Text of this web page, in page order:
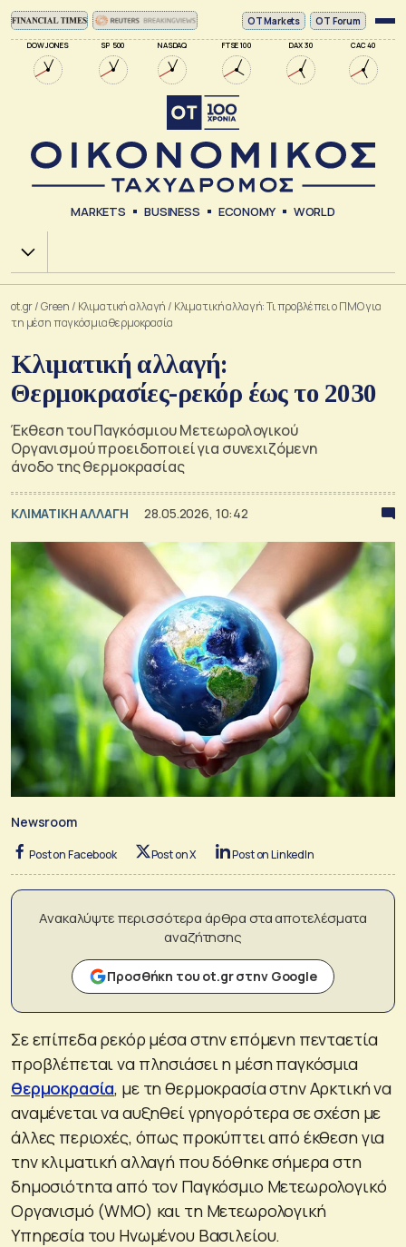
DOW JONES SP 500 NASDAQ FTSE 100 DAX 30 CAC 40
ΟΤ Markets OT Forum
MARKETS BUSINESS ECONOMY WORLD
Χ.Α.
ot.gr/Green / Κλιματική αλλαγή / Κλιματική αλλαγή: Τι προβλέπει ο ΠΜΟ για
τη μέση παγκόσμια θερμοκρασία
Κλιματική αλλαγή:
Θερμοκρασίες-ρεκόρ έως το 2030
Έκθεση του Παγκόσμιου Μετεωρολογικού
Οργανισμού προειδοποιεί για συνεχιζόμενη
άνοδο της θερμοκρασίας
ΚΛΙΜΑΤΙΚΗ ΑΛΛΑΓΗ 28.05.2026, 10:42
Newsroom
Post on Facebook Post on X Post on LinkedIn
Ανακαλύψτε περισσότερα άρθρα στα αποτελέσματα
αναζήτησης
Προσθήκη του ot.gr στην Google
Σε επίπεδα ρεκόρ μέσα στην επόμενη πενταετία
προβλέπεται να πλησιάσει η μέση παγκόσμια
θερμοκρασία, με τη θερμοκρασία στην Αρκτική να
αναμένεται να αυξηθεί γρηγορότερα σε σχέση με
άλλες περιοχές, όπως προκύπτει από έκθεση για
την κλιματική αλλαγή που δόθηκε σήμερα στη
δημοσιότητα από τον Παγκόσμιο Μετεωρολογικό
Οργανισμό (WMO) και τη Μετεωρολογική
Υπηρεσία του Ηνωμένου Βασιλείου.